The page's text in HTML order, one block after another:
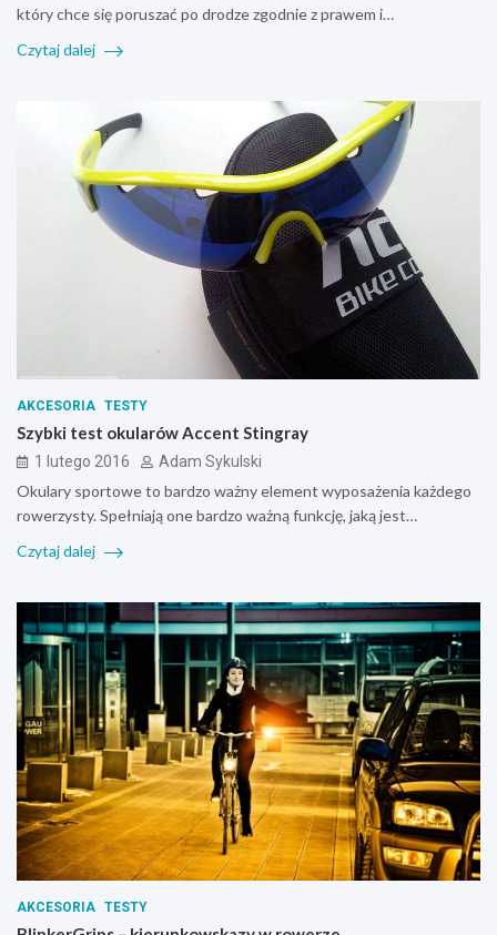
który chce się poruszać po drodze zgodnie z prawem i…
Czytaj dalej
AKCESORIA TESTY
Szybki test okularów Accent Stingray
1 lutego 2016 Adam Sykulski
Okulary sportowe to bardzo ważny element wyposażenia każdego
rowerzysty. Spełniają one bardzo ważną funkcję, jaką jest…
Czytaj dalej
AKCESORIA TESTY